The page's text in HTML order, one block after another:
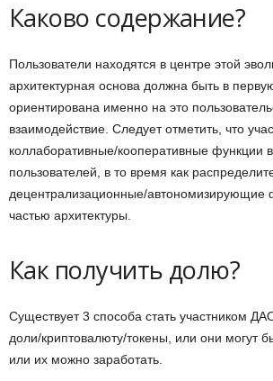
Каково содержание?
Пользователи находятся в центре этой
архитектурная основа должна быть в
ориентирована именно на это
взаимодействие. Следует отметить, что
коллаборативные/кооперативные функции
пользователей, в то время как
децентрализационные/автономизирующие
частью архитектуры.
Как получить долю?
Существует 3 способа стать участником
доли/криптовалюту/токены, или они могут
или их можно заработать.